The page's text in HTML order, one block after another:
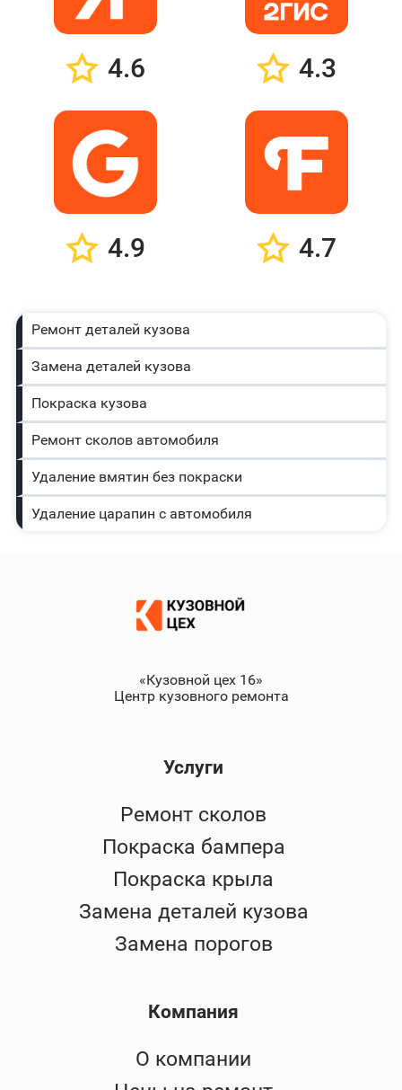
4.6 4.3
4.9 4.7
Ремонт деталей кузова
Замена деталей кузова
Покраска кузова
Ремонт сколов автомобиля
Удаление вмятин без покраски
Удаление царапин с автомобиля
«Кузовной цех 16»
Центр кузовного ремонта
Услуги
Ремонт сколов
Покраска бампера
Покраска крыла
Замена деталей кузова
Замена порогов
Компания
О компании